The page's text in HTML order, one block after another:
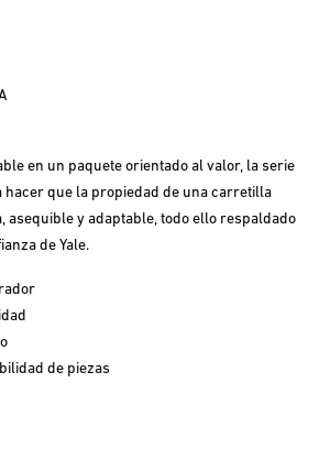
en un paquete orientado al valor, la serie
hacer que la propiedad de una carretilla
asequible y adaptable, todo ello respaldado
de Yale.
de piezas